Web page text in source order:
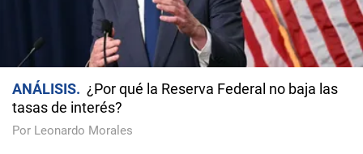
ANÁLISIS
¿Por qué la Reserva Federal no baja las
tasas de interés?
Por Leonardo Morales